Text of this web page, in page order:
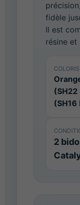
fidèle
Il est
résine et
COLORIS
(SH16
2